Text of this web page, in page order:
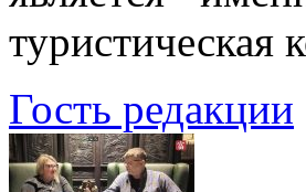
туристическая
Гость редакции